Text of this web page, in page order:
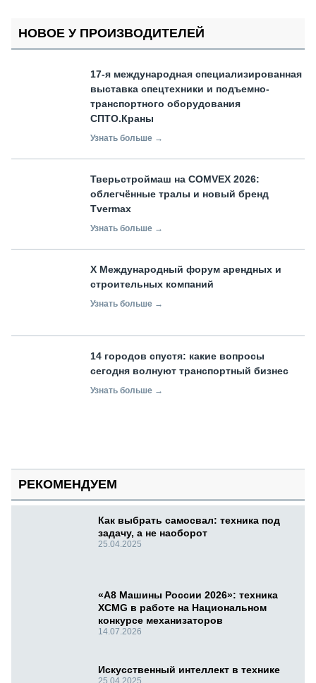
НОВОЕ У ПРОИЗВОДИТЕЛЕЙ
17-я международная специализированная
выставка спецтехники и подъемно-
транспортного оборудования
СПТО.Краны
Узнать больше →
Тверьстроймаш на COMVEX 2026:
облегчённые тралы и новый бренд
Tvermax
Узнать больше →
X Международный форум арендных и
строительных компаний
Узнать больше →
14 городов спустя: какие вопросы
сегодня волнуют транспортный бизнес
Узнать больше →
РЕКОМЕНДУЕМ
Как выбрать самосвал: техника под
задачу, а не наоборот
25.04.2025
«А8 Машины России 2026»: техника
XCMG в работе на Национальном
конкурсе механизаторов
14.07.2026
Искусственный интеллект в технике
25.04.2025